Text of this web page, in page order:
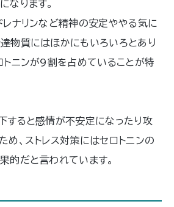
なります。
レナリンなど精神の安定ややる気に
物質にはほかにもいろいろとあり
トニンが9割を占めていることが特
すると感情が不安定になったり攻
め、ストレス対策にはセロトニンの
的だと言われています。